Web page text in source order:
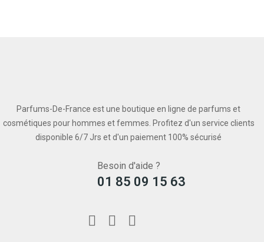
Parfums-De-France est une boutique en ligne de parfums et
cosmétiques pour hommes et femmes. Profitez d'un service clients
disponible 6/7 Jrs et d'un paiement 100% sécurisé
Besoin d'aide ?
01 85 09 15 63